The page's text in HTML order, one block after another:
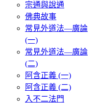
宗通與說通
佛典故事
常見外道法—廣論
(一)
常見外道法—廣論
(二)
阿含正義 (一)
阿含正義 (二)
入不二法門